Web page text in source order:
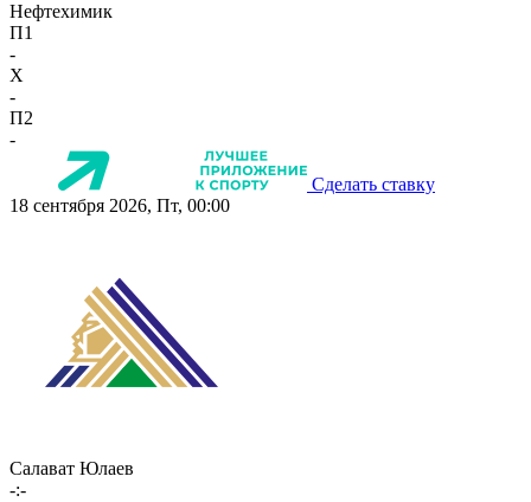
Нефтехимик
П1
-
X
-
П2
-
Сделать ставку
18 сентября 2026, Пт, 00:00
Салават Юлаев
-:-